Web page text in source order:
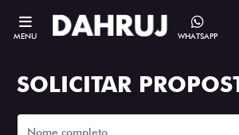
MENU WHATSAPP
SOLICITAR